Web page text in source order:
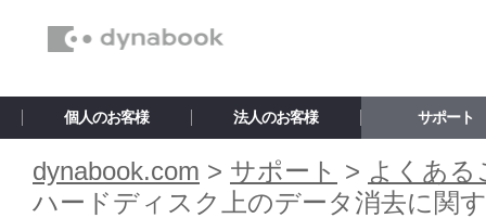
個人のお客様 法人のお客様 サポート
dynabook.com > サポート > よくある
ハードディスク上のデータ消去に関